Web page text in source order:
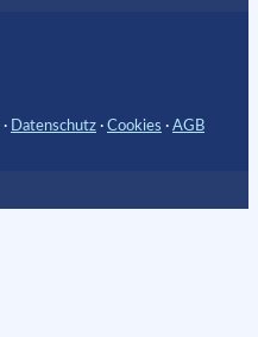
∙ Datenschutz ∙ Cookies ∙ AGB